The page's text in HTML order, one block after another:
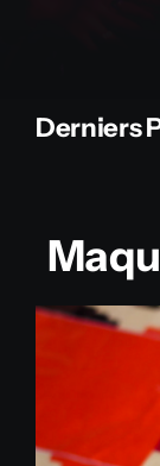
Derniers